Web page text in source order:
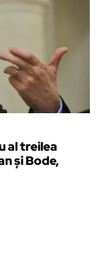
al treilea
și Bode,